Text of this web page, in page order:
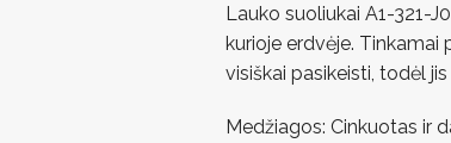
Lauko suoliukai A1-321-
kurioje erdvėje. Tinkamai
visiškai pasikeisti, todėl
Medžiagos: Cinkuotas ir